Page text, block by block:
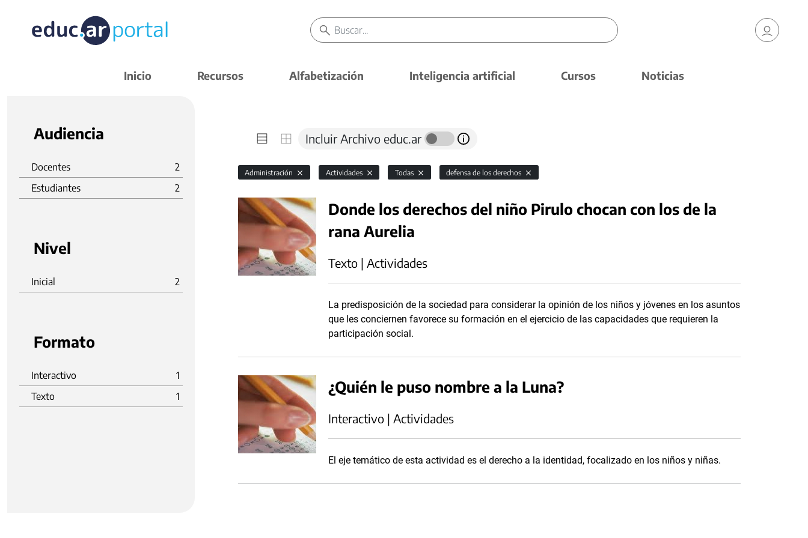
Inicio Recursos Alfabetización Inteligencia artificial Cursos Noticias
Audiencia
Docentes
2
Estudiantes
2
Nivel
Inicial 2
Formato
Interactivo
1
Texto
1
Incluir Archivo educ.ar
Administración Actividades Todas defensa de los derechos
Donde los derechos del niño Pirulo chocan con los de la
rana Aurelia
Texto | Actividades
La predisposición de la sociedad para considerar la opinión de los niños y jóvenes en los asuntos
que les conciernen favorece su formación en el ejercicio de las capacidades que requieren la
participación social.
¿Quién le puso nombre a la Luna?
Interactivo | Actividades
El eje temático de esta actividad es el derecho a la identidad, focalizado en los niños y niñas.